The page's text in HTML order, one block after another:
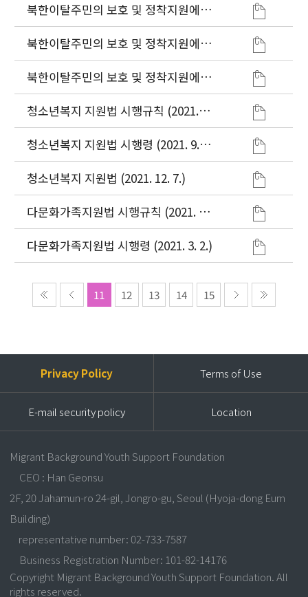
북한이탈주민의 보호 및 정착지원에
관한 법률 시행규칙 (약칭: 북한이탈주
민법 시행규칙)
북한이탈주민의 보호 및 정착지원에
관한 법률 시행령 ( 약칭: 북한이탈주민
법 시행령)
북한이탈주민의 보호 및 정착지원에
관한 법률 (2021. 4. 20.)
청소년복지 지원법 시행규칙 (2021. 9.
24.)
청소년복지 지원법 시행령 (2021. 9.
24.)
청소년복지 지원법 (2021. 12. 7.)
다문화가족지원법 시행규칙 (2021. 4.
2.)
다문화가족지원법 시행령 (2021. 3. 2.)
11 12 13 14 15
Privacy Policy Terms of Use
E-mail security policy Location
Migrant Background Youth Support Foundation
CEO : Han Geonsu
2F, 20 Jahamun-ro 24-gil, Jongro-gu, Seoul (Hyoja-dong Eum
Building)
representative number: 02-733-7587
Business Registration Number: 101-82-14176
Copyright Migrant Background Youth Support Foundation. All
rights reserved.